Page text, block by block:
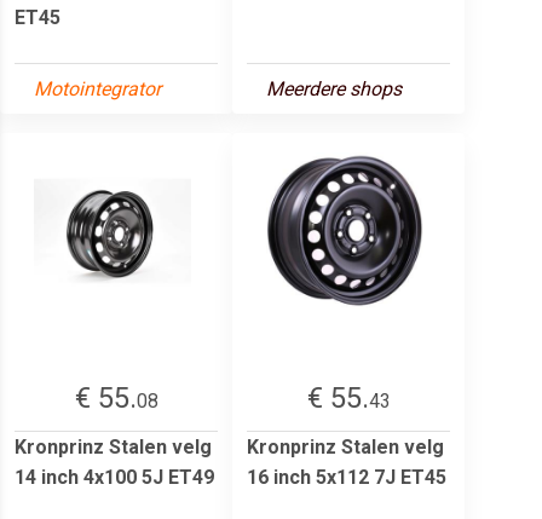
ET45
Motointegrator Meerdere shops
€ 55.08
Kronprinz Stalen velg
14 inch 4x100 5J ET49
€ 55.43
Kronprinz Stalen velg
16 inch 5x112 7J ET45